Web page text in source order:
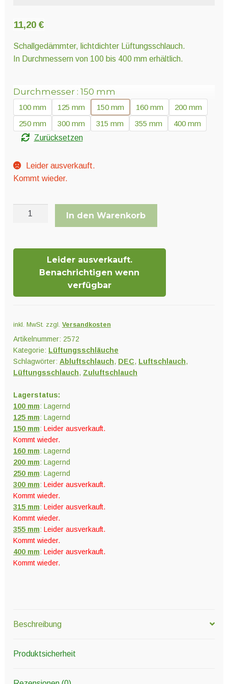
Saatgut
Ernte und Verarbeitung
öffnen
Gartengeräte
Sonstiges
11,20 €
Schallgedämmter, lichtdichter Lüftungsschlauch.
In Durchmessern von 100 bis 400 mm erhältlich.
Durchmesser 150 mm
100 mm 125 mm 150 mm 160 mm
200 mm
250 mm
300 mm 315 mm 355 mm
400 mm
Zurücksetzen
Leider ausverkauft.
Kommt wieder.
SonoDEC
In den Warenkorb
Leider ausverkauft.
Benachrichtigen wenn
verfügbar
inkl. MwSt. zzgl. Versandkosten
Artikelnummer: 2572
Kategorie: Lüftungsschläuche
Schlagwörter: Abluftschlauch, DEC, Luftschlauch,
Lüftungsschlauch, Zuluftschlauch
Lagerstatus:
100 mm: Lagernd
125 mm: Lagernd
150 mm: Leider ausverkauft.
Kommt wieder.
160 mm: Lagernd
200 mm: Lagernd
250 mm: Lagernd
300 mm: Leider ausverkauft.
Kommt wieder.
315 mm: Leider ausverkauft.
Kommt wieder.
355 mm: Leider ausverkauft.
Kommt wieder.
400 mm: Leider ausverkauft.
Kommt wieder.
Beschreibung
Produktsicherheit